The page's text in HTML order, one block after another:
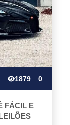
1879 0
FÁCIL E